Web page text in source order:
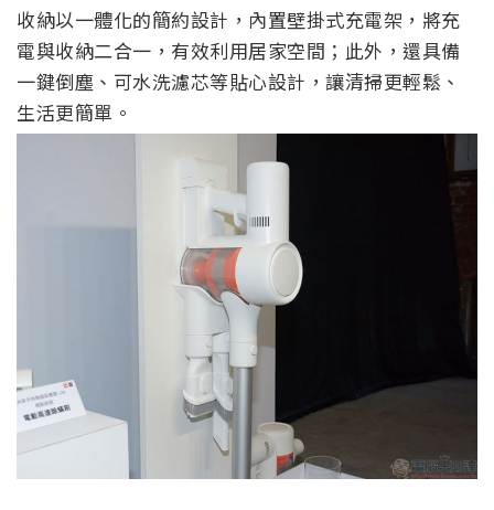
收納以一體化的簡約設計，內置壁掛式充電架，將充
電與收納二合一，有效利用居家空間；此外，還具備
一鍵倒塵、可水洗濾芯等貼心設計，讓清掃更輕鬆、
生活更簡單。